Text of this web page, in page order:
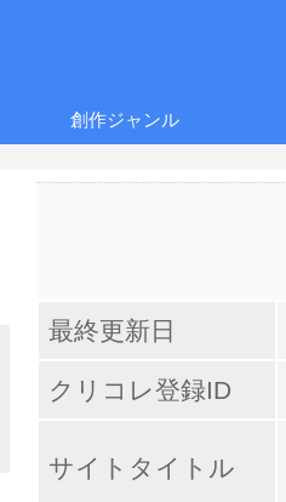
創作ジャンル
最終更新日
クリコレ登録ID
サイトタイトル